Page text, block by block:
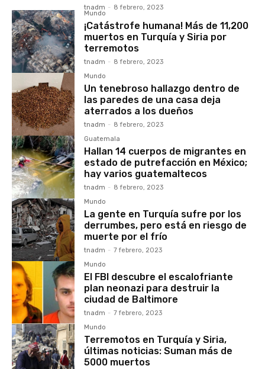
tnadm - 8 febrero, 2023
Mundo
¡Catástrofe humana! Más de 11,200
muertos en Turquía y Siria por
terremotos
tnadm - 8 febrero, 2023
Mundo
Un tenebroso hallazgo dentro de
las paredes de una casa deja
aterrados a los dueños
tnadm - 8 febrero, 2023
Guatemala
Hallan 14 cuerpos de migrantes en
estado de putrefacción en México;
hay varios guatemaltecos
tnadm - 8 febrero, 2023
Mundo
La gente en Turquía sufre por los
derrumbes, pero está en riesgo de
muerte por el frío
tnadm - 7 febrero, 2023
Mundo
El FBI descubre el escalofriante
plan neonazi para destruir la
ciudad de Baltimore
tnadm - 7 febrero, 2023
Mundo
Terremotos en Turquía y Siria,
últimas noticias: Suman más de
5000 muertos